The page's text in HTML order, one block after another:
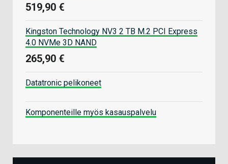
519,90 €
Kingston Technology NV3 2 TB M.2 PCI Express
4.0 NVMe 3D NAND
265,90 €
Datatronic pelikoneet
Komponenteille myös kasauspalvelu